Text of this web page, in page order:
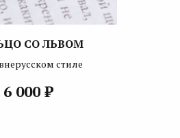
СО ЛЬВОМ
стиле
6 000 ₽